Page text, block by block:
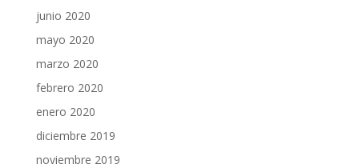
junio 2020
mayo 2020
marzo 2020
febrero 2020
enero 2020
diciembre 2019
noviembre 2019